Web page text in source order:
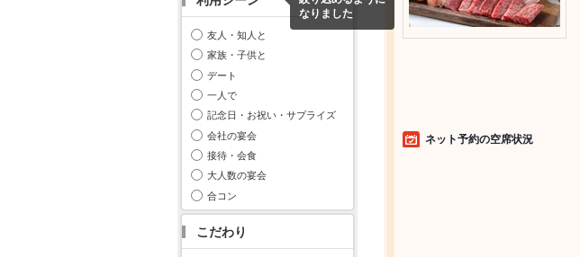
なりました
友人・知人と
家族・子供と
デート
一人で
記念日・お祝い・サプライズ
会社の宴会
接待・会食
大人数の宴会
合コン
こだわり
ネット予約の空席状況